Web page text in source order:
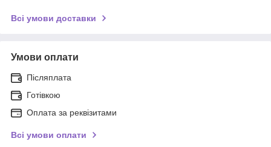
Всі умови доставки
Умови оплати
Післяплата
Готівкою
Оплата за реквізитами
Всі умови оплати